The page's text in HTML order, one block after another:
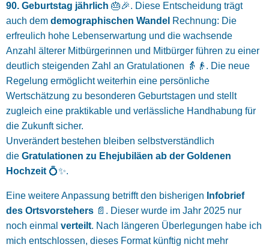
90. Geburtstag jährlich 🎂🎉. Diese Entscheidung trägt
auch dem demographischen Wandel Rechnung: Die
erfreulich hohe Lebenserwartung und die wachsende
Anzahl älterer Mitbürgerinnen und Mitbürger führen zu einer
deutlich steigenden Zahl an Gratulationen 👵👴. Die neue
Regelung ermöglicht weiterhin eine persönliche
Wertschätzung zu besonderen Geburtstagen und stellt
zugleich eine praktikable und verlässliche Handhabung für
die Zukunft sicher.
Unverändert bestehen bleiben selbstverständlich
die Gratulationen zu Ehejubiläen ab der Goldenen
Hochzeit 💍✨.
Eine weitere Anpassung betrifft den bisherigen Infobrief
des Ortsvorstehers 📄. Dieser wurde im Jahr 2025 nur
noch einmal verteilt. Nach längeren Überlegungen habe ich
mich entschlossen, dieses Format künftig nicht mehr